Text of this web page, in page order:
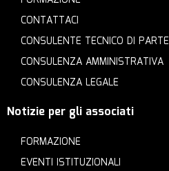
CONTATTACI
CONSULENTE TECNICO DI PARTE
CONSULENZA AMMINISTRATIVA
CONSULENZA LEGALE
Notizie per gli associati
FORMAZIONE
EVENTI ISTITUZIONALI